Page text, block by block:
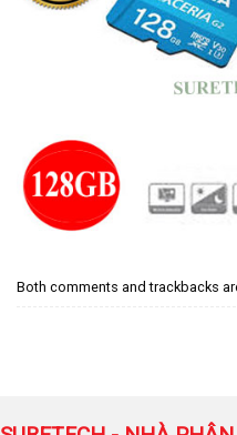
Both comments and trackbacks